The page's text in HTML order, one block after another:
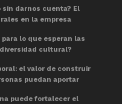
darnos cuenta? El
en la empresa
lo que esperan las
cultural?
el valor de construir
puedan aportar
puede fortalecer el